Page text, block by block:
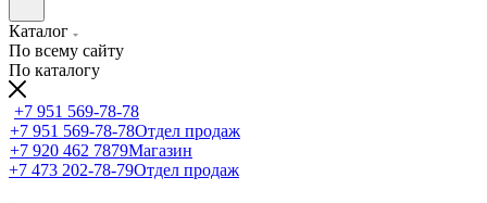
Каталог
По всему сайту
По каталогу
+7 951 569-78-78
+7 951 569-78-78Отдел продаж
+7 920 462 7879Магазин
+7 473 202-78-79Отдел продаж